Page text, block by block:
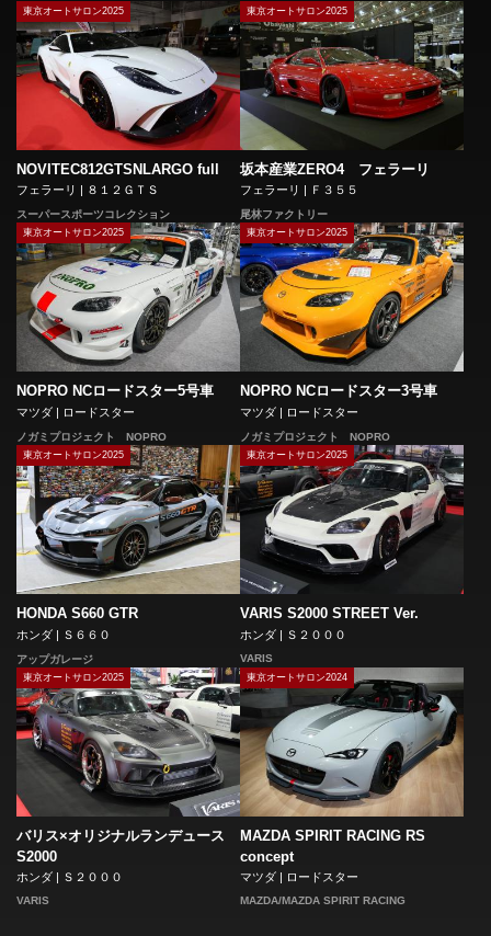
東京オートサロン2025
NOVITEC812GTSNLARGO full
フェラーリ | ８１２ＧＴＳ
スーパースポーツコレクション
東京オートサロン2025
坂本産業ZERO4 フェラーリ
フェラーリ | Ｆ３５５
尾林ファクトリー
東京オートサロン2025
NOPRO NCロードスター5号車
マツダ | ロードスター
ノガミプロジェクト NOPRO
東京オートサロン2025
NOPRO NCロードスター3号車
マツダ | ロードスター
ノガミプロジェクト NOPRO
東京オートサロン2025
HONDA S660 GTR
ホンダ | Ｓ６６０
アップガレージ
東京オートサロン2025
VARIS S2000 STREET Ver.
ホンダ | Ｓ２０００
VARIS
東京オートサロン2025
バリス×オリジナルランデュース
S2000
ホンダ | Ｓ２０００
VARIS
東京オートサロン2024
MAZDA SPIRIT RACING RS
concept
マツダ | ロードスター
MAZDA/MAZDA SPIRIT RACING